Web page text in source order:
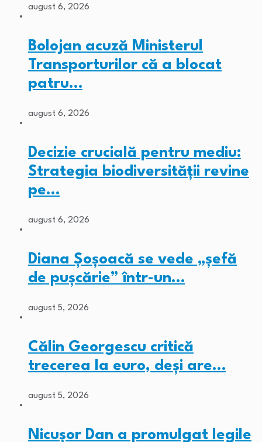
august 6, 2026
Bolojan acuză Ministerul
Transporturilor că a blocat
patru…
august 6, 2026
Decizie crucială pentru mediu:
Strategia biodiversității revine
pe…
august 6, 2026
Diana Șoșoacă se vede „șefă
de pușcărie” într-un…
august 5, 2026
Călin Georgescu critică
trecerea la euro, deși are…
august 5, 2026
Nicușor Dan a promulgat legile